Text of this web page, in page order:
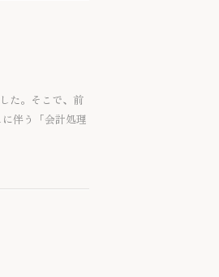
た。そこで、前
伴う「会計処理